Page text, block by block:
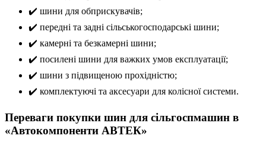
✔️ шини для обприскувачів;
✔️ передні та задні сільськогосподарські шини;
✔️ камерні та безкамерні шини;
✔️ посилені шини для важких умов експлуатації;
✔️ шини з підвищеною прохідністю;
✔️ комплектуючі та аксесуари для колісної системи.
Переваги покупки шин для сільгоспмашин в
«Автокомпоненти АВТЕК»